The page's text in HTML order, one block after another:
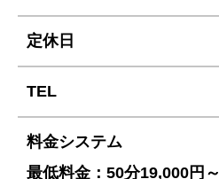
定休日
TEL
料金システム
最低料金：50分19,000円～